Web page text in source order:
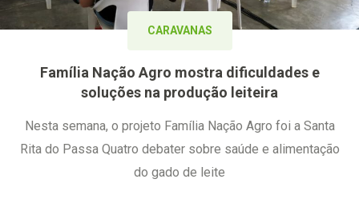
CARAVANAS
Família Nação Agro mostra dificuldades e
soluções na produção leiteira
Nesta semana, o projeto Família Nação Agro foi a Santa
Rita do Passa Quatro debater sobre saúde e alimentação
do gado de leite